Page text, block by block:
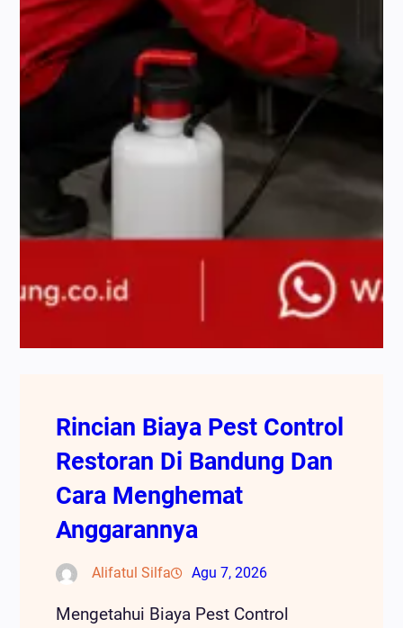
Rincian Biaya Pest Control
Restoran Di Bandung Dan
Cara Menghemat
Anggarannya
Alifatul Silfa Agu 7, 2026
Mengetahui Biaya Pest Control